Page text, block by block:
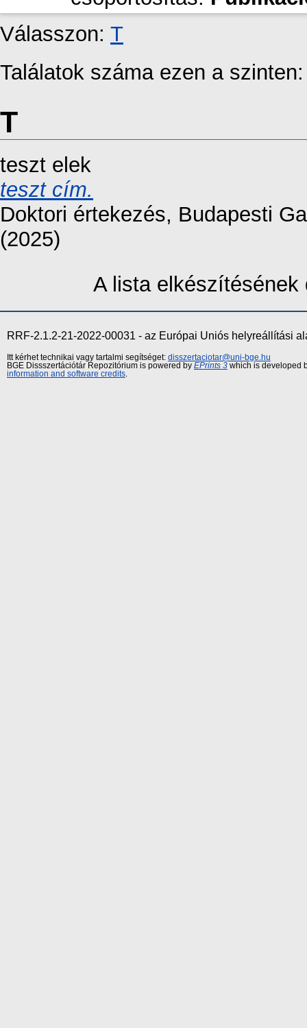
Válasszon: T
Találatok száma ezen a
T
teszt elek
teszt cím.
Doktori értekezés, Budapesti
(2025)
A lista
RRF-2.1.2-21-2022-00031 - az Európai Uniós helyreállítási
Itt kérhet technikai vagy tartalmi segítséget: disszertaciotar@uni-bge.hu
BGE Dissszertációtár Repozitórium is powered by EPrints 3 which is developed
information and software credits